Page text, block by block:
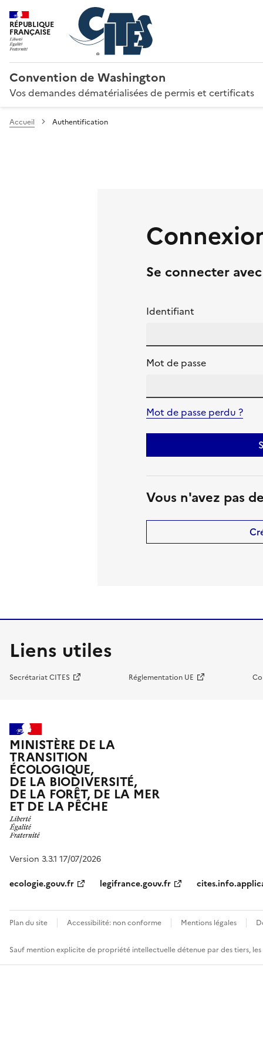
RÉPUBLIQUE
FRANÇAISE
Convention de Washington
Vos demandes dématérialisées de permis et certificats
Accueil Authentification
Se connecter
Identifiant
Mot de passe
Mot de passe perdu ?
Vous n'avez pas
Liens utiles
Secrétariat CITES Réglementation UE
MINISTÈRE DE LA
TRANSITION
ÉCOLOGIQUE,
DE LA BIODIVERSITÉ,
DE LA FORÊT, DE LA MER
ET DE LA PÊCHE
Version 3.3.1 17/07/2026
ecologie.gouv.fr
legifrance.gouv.fr
Plan du site Accessibilité: non conforme Mentions légales
Sauf mention explicite de propriété intellectuelle détenue par des tiers,